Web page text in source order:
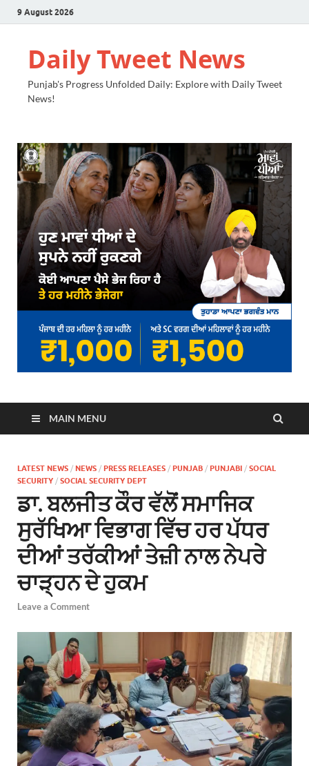
9 August 2026
Daily Tweet News
Punjab's Progress Unfolded Daily: Explore with Daily Tweet
News!
MAIN MENU
LATEST NEWS / NEWS / PRESS RELEASES / PUNJAB / PUNJABI / SOCIAL
SECURITY / SOCIAL SECURITY DEPT
ਡਾ. ਬਲਜੀਤ ਕੌਰ ਵੱਲੋਂ ਸਮਾਜਿਕ
ਸੁਰੱਖਿਆ ਵਿਭਾਗ ਵਿੱਚ ਹਰ ਪੱਧਰ
ਦੀਆਂ ਤਰੱਕੀਆਂ ਤੇਜ਼ੀ ਨਾਲ ਨੇਪਰੇ
ਚਾੜ੍ਹਨ ਦੇ ਹੁਕਮ
Leave a Comment